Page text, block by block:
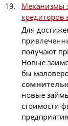
Механизмы
кредиторов
Для
получают
Новые
бы
новые
стоимости
предприятия